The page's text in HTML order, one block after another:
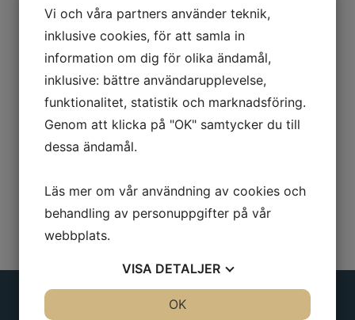
utförande 30° som beställningsvara.
Längd: 570mm
Bredd: 160mm
Djup: 160mm
Vi och våra partners använder teknik,
inklusive cookies, för att samla in
information om dig för olika ändamål,
inklusive: bättre användarupplevelse,
funktionalitet, statistik och marknadsföring.
Genom att klicka på "OK" samtycker du till
dessa ändamål.
Läs mer om vår användning av cookies och
behandling av personuppgifter på vår
webbplats.
VISA DETALJER
OK